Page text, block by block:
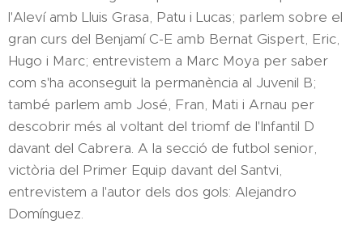
l'Aleví amb Lluis Grasa, Patu i Lucas; parlem sobre el
gran curs del Benjamí C-E amb Bernat Gispert, Eric,
Hugo i Marc; entrevistem a Marc Moya per saber
com s'ha aconseguit la permanència al Juvenil B;
també parlem amb José, Fran, Mati i Arnau per
descobrir més al voltant del triomf de l'Infantil D
davant del Cabrera. A la secció de futbol senior,
victòria del Primer Equip davant del Santvi,
entrevistem a l'autor dels dos gols: Alejandro
Domínguez.